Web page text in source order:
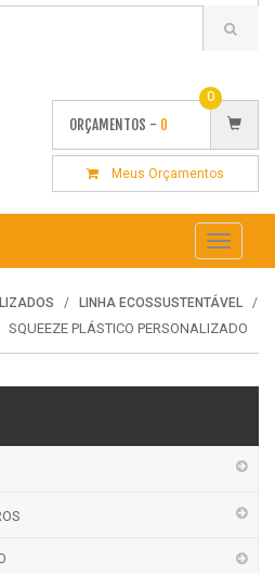
ORÇAMENTOS - 0
0
Meus Orçamentos
Toggle
LINHA ECOSSUSTENTÁVEL
SQUEEZE PLÁSTICO PERSONALIZADO